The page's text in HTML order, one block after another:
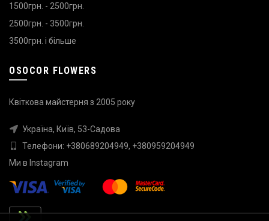
1500грн. - 2500грн.
2500грн. - 3500грн.
3500грн. і більше
OSOCOR FLOWERS
Квіткова майстерня з 2005 року
Україна, Київ, 53-Садова
Телефони: +380689204949, +380959204949
Ми в Instagram